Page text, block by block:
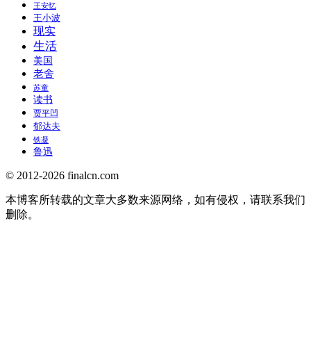
王安忆
王小波
现实
生活
美国
老舍
苏童
读书
贾平凹
郁达夫
铁凝
鲁迅
© 2012-2026 finalcn.com
本博客所转载的文章大多数来源网络，如有侵权，请联系我们
删除。